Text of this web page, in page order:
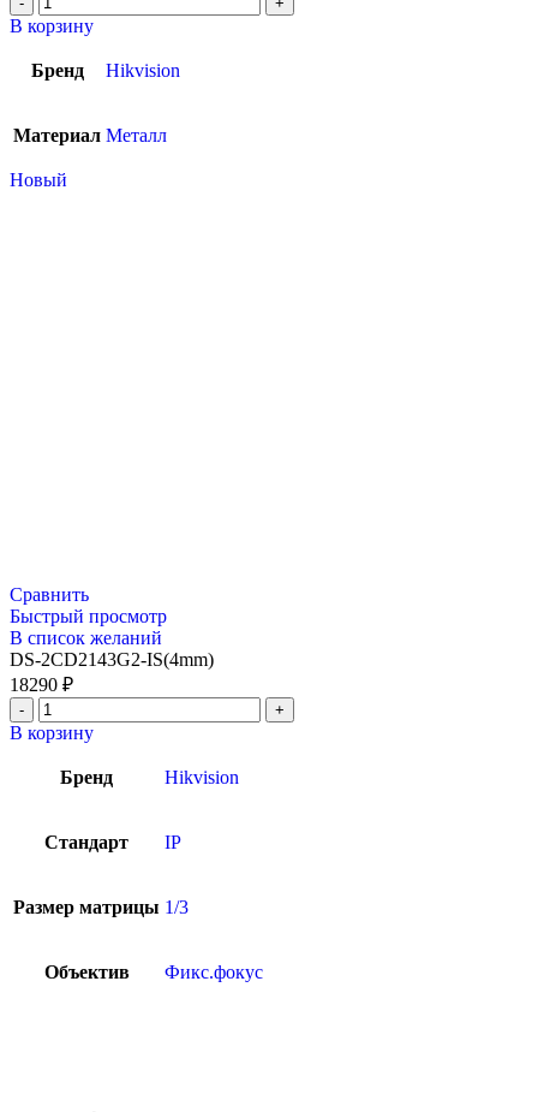
В корзину
Бренд Hikvision
Материал Металл
Новый
Сравнить
Быстрый просмотр
В список желаний
DS-2CD2143G2-IS(4mm)
18290 ₽
В корзину
Бренд Hikvision
Стандарт IP
Размер матрицы 1/3
Объектив Фикс.фокус